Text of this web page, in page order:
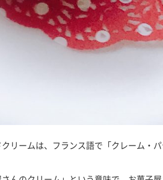
リームは、フランス語で「クレーム・パ